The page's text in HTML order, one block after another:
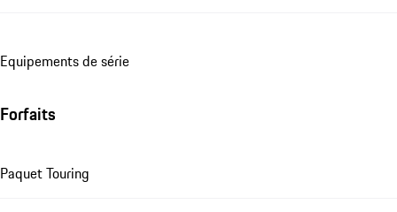
Equipements de série
Forfaits
Paquet Touring